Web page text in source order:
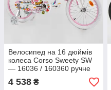
Велосипед на 16 дюймів
колеса Corso Sweety SW
— 16036 / 160360 ручне
гальмо, алюмінієва рама
9", кошик
4 538 ₴